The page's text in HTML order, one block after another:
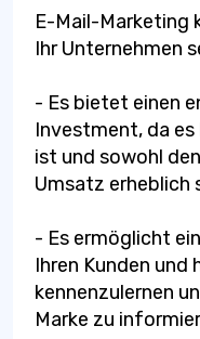
E-Mail-Marketing
Ihr Unternehmen
- Es bietet einen
Investment, da
ist und sowohl
Umsatz erheblich
- Es ermöglicht
Ihren Kunden und
kennenzulernen
Marke zu